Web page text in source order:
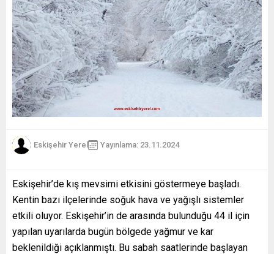
Eskişehir Yerel Yayınlama: 23.11.2024
Eskişehir’de kış mevsimi etkisini göstermeye başladı.
Kentin bazı ilçelerinde soğuk hava ve yağışlı sistemler
etkili oluyor. Eskişehir’in de arasında bulunduğu 44 il için
yapılan uyarılarda bugün bölgede yağmur ve kar
beklenildiği açıklanmıştı. Bu sabah saatlerinde başlayan